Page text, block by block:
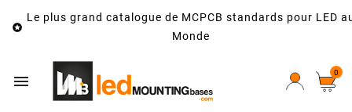

Le plus grand catalogue de MCPCB standards pour LED
Monde
 0